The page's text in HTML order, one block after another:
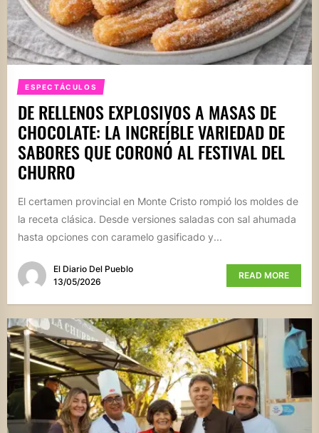
ESPECTÁCULOS
DE RELLENOS EXPLOSIVOS A MASAS DE
CHOCOLATE: LA INCREÍBLE VARIEDAD DE
SABORES QUE CORONÓ AL FESTIVAL DEL
CHURRO
El certamen provincial en Monte Cristo rompió los moldes de
la receta clásica. Desde versiones saladas con sal ahumada
hasta opciones con caramelo gasificado y...
El Diario Del Pueblo
13/05/2026
READ MORE